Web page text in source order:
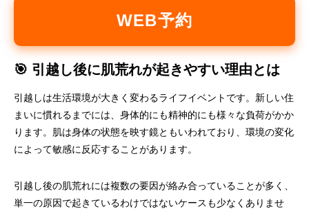
WEB予約
🎯 引越し後に肌荒れが起きやすい理由とは
引越しは生活環境が大きく変わるライフイベントです。新しい住
まいに慣れるまでには、身体的にも精神的にも様々な負荷がかか
ります。肌は身体の状態を映す鏡ともいわれており、環境の変化
によって敏感に反応することがあります。
引越し後の肌荒れには複数の要因が絡み合っていることが多く、
単一の原因で起きているわけではないケースも少なくありませ